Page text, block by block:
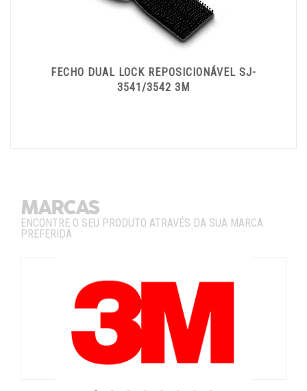
FECHO DUAL LOCK REPOSICIONÁVEL SJ-
3541/3542 3M
MARCAS
ENCONTRE O SEU PRODUTO ATRAVÉS DA SUA MARCA
PREFERIDA